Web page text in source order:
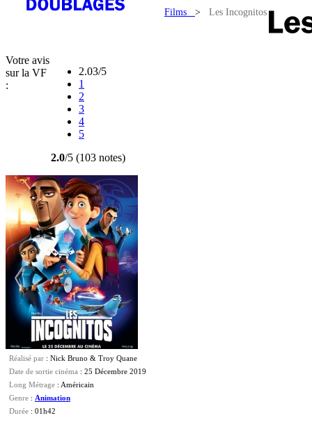
Films > Les Incognitos
Votre avis
sur la VF
:
2.03/5
1
2
3
4
5
2.0/5 (103 notes)
Réalisé par : Nick Bruno & Troy Quane
Date de sortie cinéma : 25 Décembre 2019
Long Métrage : Américain
Genre : Animation
Durée : 01h42